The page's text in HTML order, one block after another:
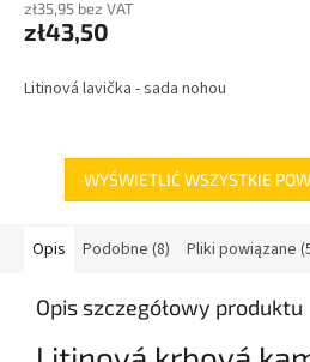
zł35,95 bez VAT
zł43,50
Litinová lavička - sada nohou
WYŚWIETLIĆ WSZYSTKIE
Opis Podobne (8) Pliki powiązane
Opis szczegółowy produktu